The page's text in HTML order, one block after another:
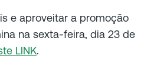
e aproveitar a promoção
na sexta-feira, dia 23 de
LINK.